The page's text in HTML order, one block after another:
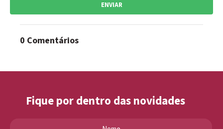
ENVIAR
0 Comentários
Fique por dentro das novidades